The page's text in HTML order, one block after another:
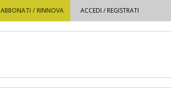
ABBONATI / RINNOVA ACCEDI / REGISTRATI